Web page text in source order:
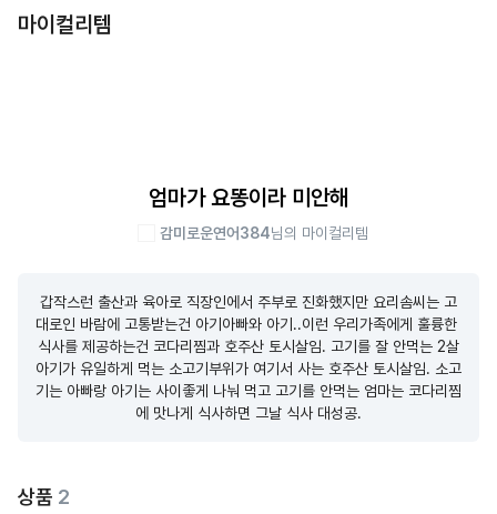
마이컬리템
엄마가 요똥이라 미안해
감미로운연어384님의 마이컬리템
갑작스런 출산과 육아로 직장인에서 주부로 진화했지만 요리솜씨는 고
대로인 바람에 고통받는건 아기아빠와 아기..이런 우리가족에게 훌륭한
식사를 제공하는건 코다리찜과 호주산 토시살임. 고기를 잘 안먹는 2살
아기가 유일하게 먹는 소고기부위가 여기서 사는 호주산 토시살임. 소고
기는 아빠랑 아기는 사이좋게 나눠 먹고 고기를 안먹는 엄마는 코다리찜
에 맛나게 식사하면 그날 식사 대성공.
상품 2